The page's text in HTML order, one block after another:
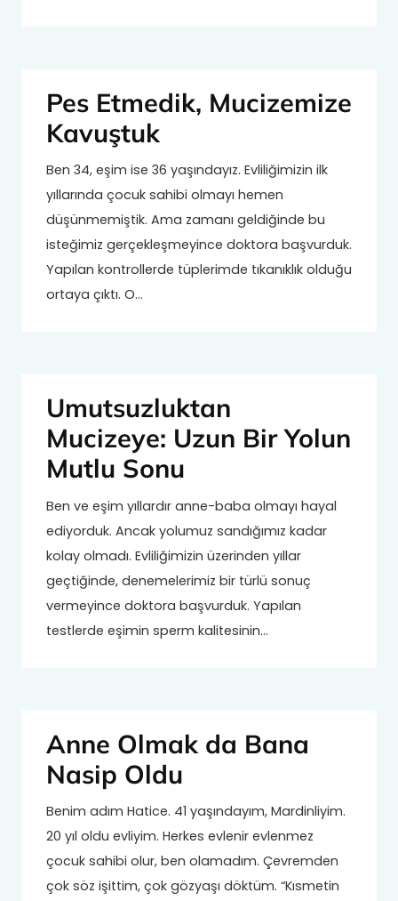
Pes Etmedik, Mucizemize
Kavuştuk
Ben 34, eşim ise 36 yaşındayız. Evliliğimizin ilk
yıllarında çocuk sahibi olmayı hemen
düşünmemiştik. Ama zamanı geldiğinde bu
isteğimiz gerçekleşmeyince doktora başvurduk.
Yapılan kontrollerde tüplerimde tıkanıklık olduğu
ortaya çıktı. O…
Umutsuzluktan
Mucizeye: Uzun Bir Yolun
Mutlu Sonu
Ben ve eşim yıllardır anne-baba olmayı hayal
ediyorduk. Ancak yolumuz sandığımız kadar
kolay olmadı. Evliliğimizin üzerinden yıllar
geçtiğinde, denemelerimiz bir türlü sonuç
vermeyince doktora başvurduk. Yapılan
testlerde eşimin sperm kalitesinin…
Anne Olmak da Bana
Nasip Oldu
Benim adım Hatice. 41 yaşındayım, Mardinliyim.
20 yıl oldu evliyim. Herkes evlenir evlenmez
çocuk sahibi olur, ben olamadım. Çevremden
çok söz işittim, çok gözyaşı döktüm. “Kısmetin